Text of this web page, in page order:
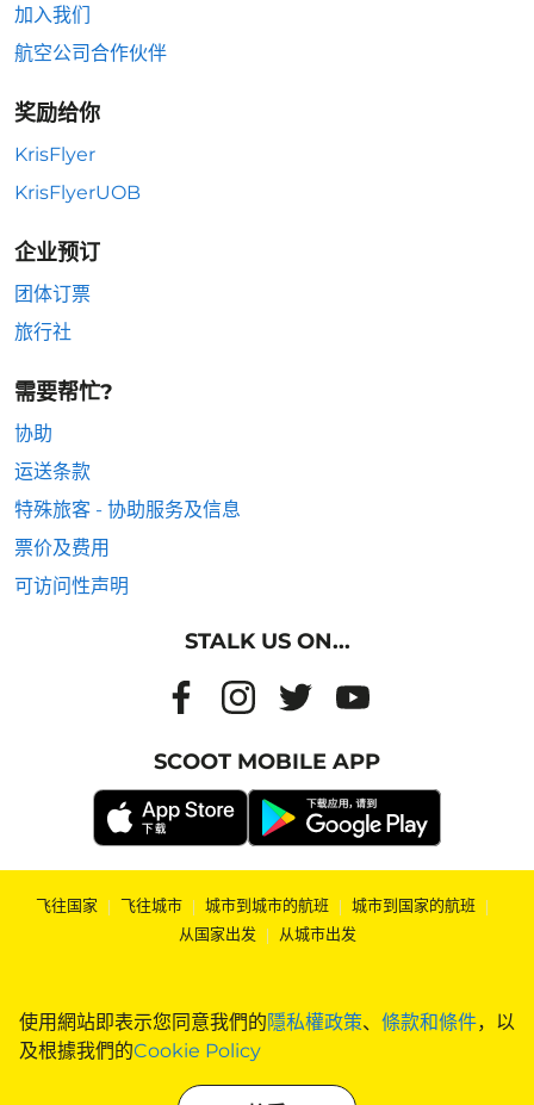
使用網站即表示您同意我們的隱私權政策、 條款和條件，以
及根據我們的Cookie Policy
加入我们
航空公司合作伙伴
奖励给你
KrisFlyer
KrisFlyerUOB
企业预订
团体订票
旅行社
需要帮忙?
协助
运送条款
特殊旅客 - 协助服务及信息
票价及费用
可访问性声明
STALK US ON...
SCOOT MOBILE APP
飞往国家 | 飞往城市 | 城市到城市的航班 | 城市到国家的航班 |
从国家出发 | 从城市出发